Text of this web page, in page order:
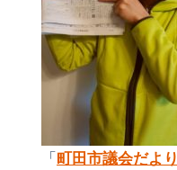
「 町田市議会だより